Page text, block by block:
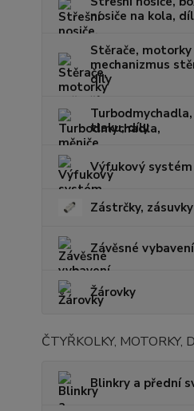
nosiče na kola,
Stěrače,
mechanizmus
díly
Turbodmychadla,
tlaku, díly
Výfukový systém
Zástrčky,
Závěsné
Žárovky
ČTYŘKOLKY, MOTORKY,
Blinkry a přední